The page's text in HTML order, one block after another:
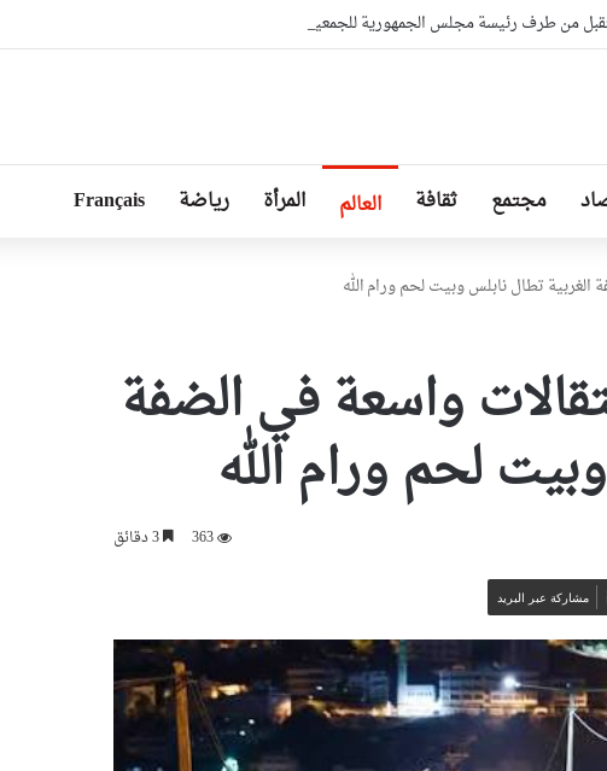
من طرف رئيسة مجلس الجمهورية للجمعية الوطنية البيلاروسية
مجتمع ثقافة العالم المرأة رياضة Français
تطال نابلس وبيت لحم ورام الله
واسعة في الضفة
لحم ورام الله
363 3 دقائق
مشاركة عبر البريد